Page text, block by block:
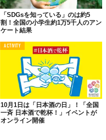
「SDGsを知っている」のは約5
割！全国の小学生約1万5千人のアン
ケート結果
ACTIVITY
10月1日は「日本酒の日」！「全国
一斉 日本酒で乾杯！」イベントが
オンライン開催